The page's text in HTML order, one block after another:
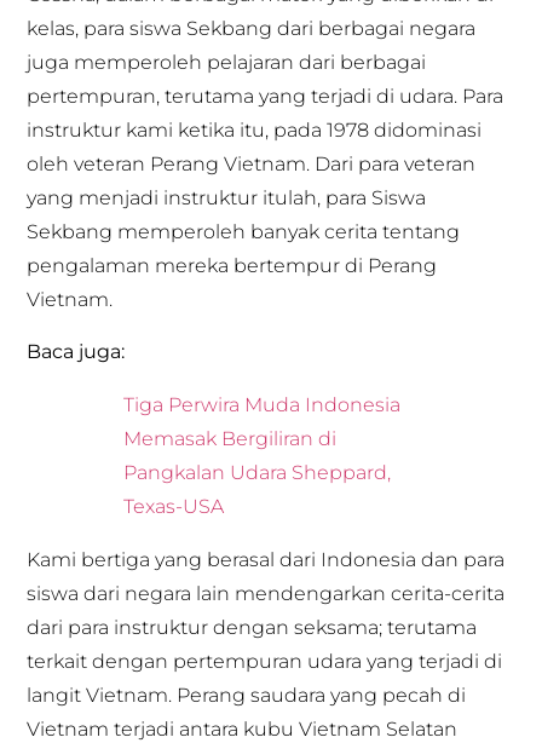
kelas, para siswa Sekbang dari berbagai negara
juga memperoleh pelajaran dari berbagai
pertempuran, terutama yang terjadi di udara. Para
instruktur kami ketika itu, pada 1978 didominasi
oleh veteran Perang Vietnam. Dari para veteran
yang menjadi instruktur itulah, para Siswa
Sekbang memperoleh banyak cerita tentang
pengalaman mereka bertempur di Perang
Vietnam.
Baca juga:
Tiga Perwira Muda Indonesia
Memasak Bergiliran di
Pangkalan Udara Sheppard,
Texas-USA
Kami bertiga yang berasal dari Indonesia dan para
siswa dari negara lain mendengarkan cerita-cerita
dari para instruktur dengan seksama; terutama
terkait dengan pertempuran udara yang terjadi di
langit Vietnam. Perang saudara yang pecah di
Vietnam terjadi antara kubu Vietnam Selatan